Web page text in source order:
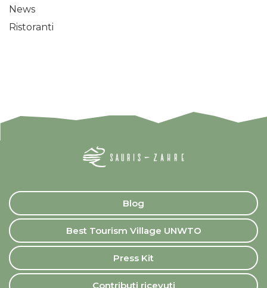
News
Ristoranti
Blog
Best Tourism Village UNWTO
Press Kit
Contributi ricevuti